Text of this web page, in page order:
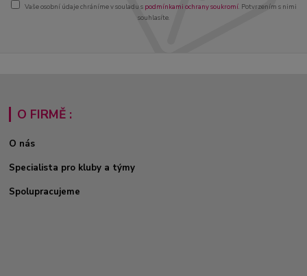
Vaše osobní údaje chráníme v souladu s podmínkami ochrany soukromí. Potvrzením s nimi
souhlasíte.
O FIRMĚ :
O nás
Specialista pro kluby a týmy
Spolupracujeme